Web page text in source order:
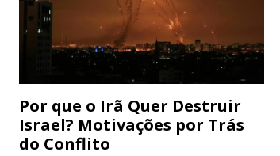
Por que o Irã Quer Destruir
Israel? Motivações por Trás
do Conflito